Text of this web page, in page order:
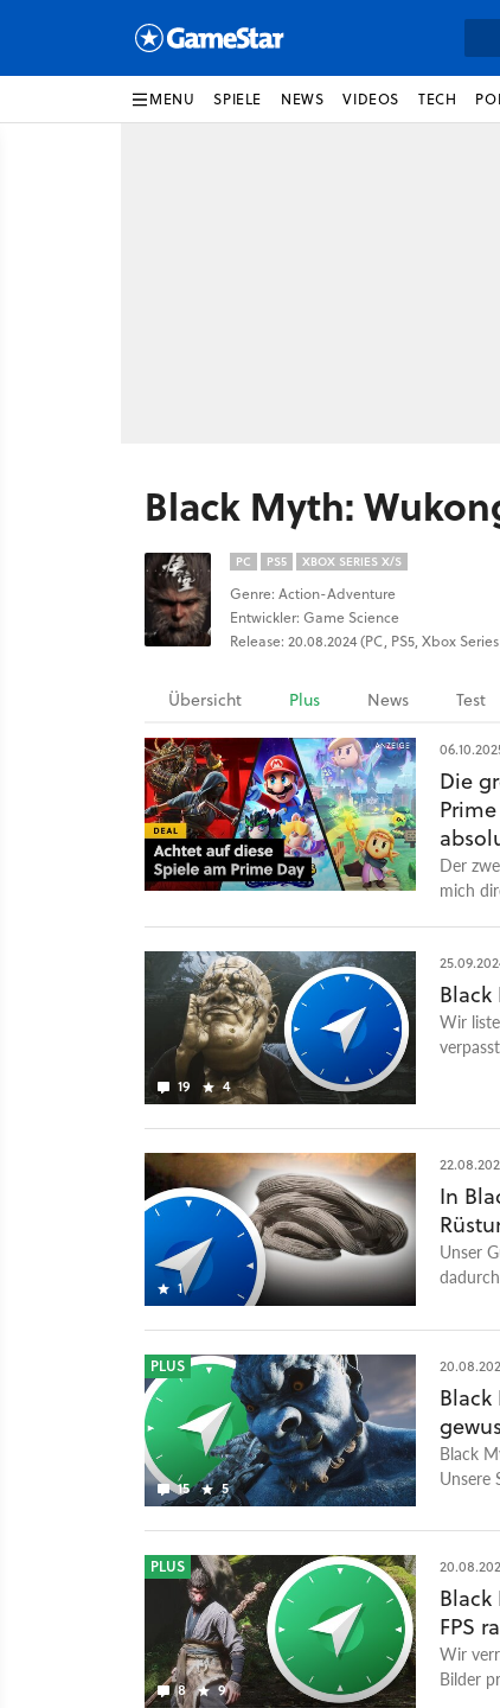
MENU SPIELE NEWS VIDEOS TECH
Black Myth:
PC PS5 XBOX SERIES X/S
Genre: Action-Adventure
Entwickler: Game Science
Release: 20.08.2024 (PC, PS5, Xbox
Übersicht Plus News Test
Die
Der
mich
19 4
Wir
1
In
Unser
15 5
PLUS
Black
Unsere
8 9
PLUS
FPS
Wir
Bilder